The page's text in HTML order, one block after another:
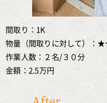
間取り：1K
物量（間取りに対して）
作業人数：２名/３０分
金額：2.5万円